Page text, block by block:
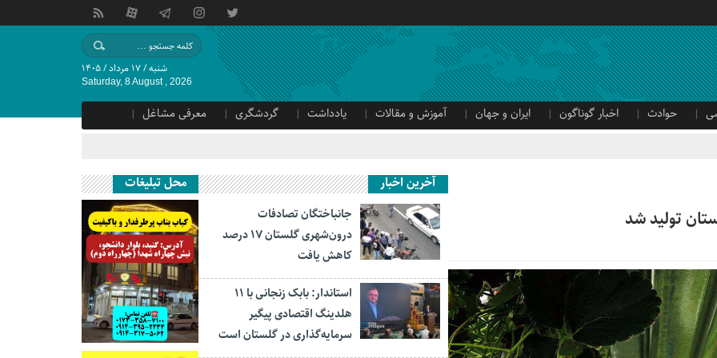
شنبه / ۱۷ مرداد / ۱۴۰۵
Saturday, 8 August , 2026
حوادث اخبار گوناگون ایران و جهان آموزش و مقالات یادداشت گردشگری
معرفی مشاغل
آخرین اخبار
جانباختگان تصادفات
درون‌شهری گلستان ۱۷ درصد
کاهش یافت
استاندار: بابک زنجانی با ۱۱
هلدینگ اقتصادی پیگیر
سرمایه‌گذاری در گلستان است
محل تبلیغات